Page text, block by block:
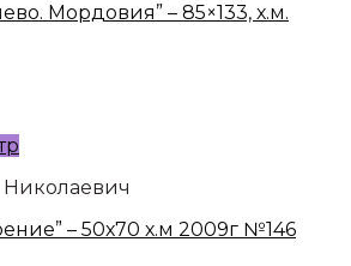
Мордовия” – 85×133, х.м.
Николаевич
– 50х70 х.м 2009г №146